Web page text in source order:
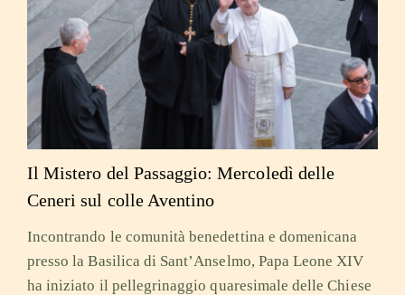
Il Mistero del Passaggio: Mercoledì delle
Ceneri sul colle Aventino
Incontrando le comunità benedettina e domenicana
presso la Basilica di Sant’Anselmo, Papa Leone XIV
ha iniziato il pellegrinaggio quaresimale delle Chiese